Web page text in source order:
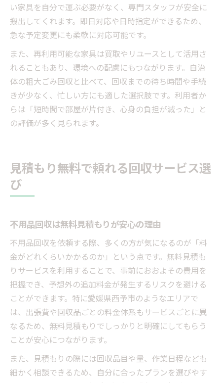
い家具を自分で運ぶ必要がなく、専門スタッフが安全に
搬出してくれます。即日対応や日時指定ができるため、
急な予定変更にも柔軟に対応可能です。
また、再利用可能な家具は買取やリユースとして活用さ
れることもあり、環境への配慮にもつながります。自治
体の粗大ごみ回収と比べて、回収までの待ち時間や手続
きが少なく、忙しい方にも適した選択肢です。利用者か
らは「短時間で部屋が片付き、心身の負担が減った」と
の評価が多く見られます。
見積もり無料で頼れる回収サービス選
び
不用品回収は無料見積もりが安心の理由
不用品回収を依頼する際、多くの方が気になるのが「料
金がどれくらいかかるのか」という点です。無料見積も
りサービスを利用することで、事前におおよその費用を
把握でき、予想外の追加料金が発生するリスクを避ける
ことができます。特に愛媛県西予市のようなエリアで
は、出張費や回収品ごとの料金体系もサービスごとに異
なるため、無料見積もりでしっかりと明確にしてもらう
ことが安心につながります。
また、見積もりの際には回収品目や量、作業日程なども
細かく相談できるため、自分に合ったプランを選びやす